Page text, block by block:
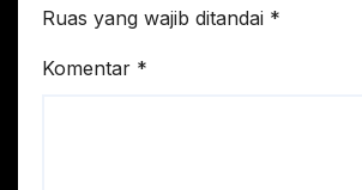
Ruas yang wajib ditandai *
Komentar *